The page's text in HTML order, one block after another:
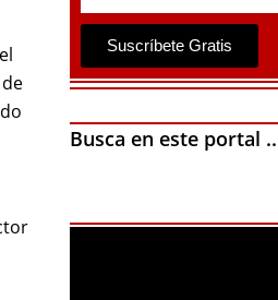
Suscríbete Gratis
Busca en este portal